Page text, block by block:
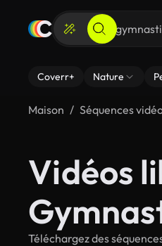
Coverr+ Nature
Maison Séquences
Vidéos
Téléchargez des